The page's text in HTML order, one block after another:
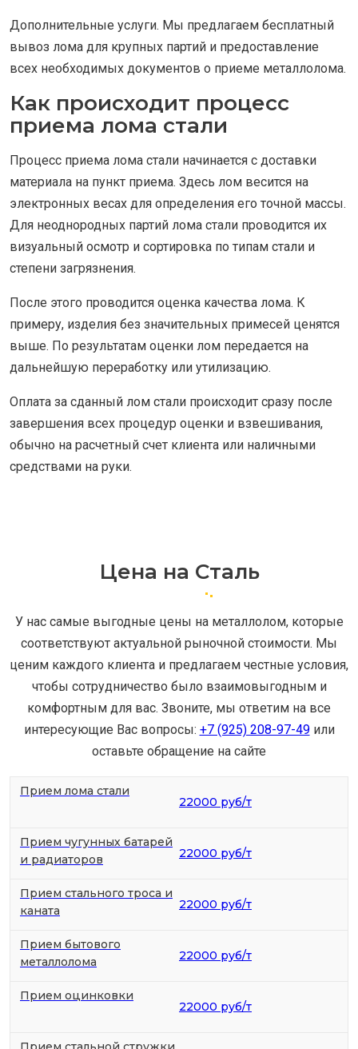
Дополнительные услуги. Мы предлагаем бесплатный
вывоз лома для крупных партий и предоставление
всех необходимых документов о приеме металлолома.
Как происходит процесс
приема лома стали
Процесс приема лома стали начинается с доставки
материала на пункт приема. Здесь лом весится на
электронных весах для определения его точной массы.
Для неоднородных партий лома стали проводится их
визуальный осмотр и сортировка по типам стали и
степени загрязнения.
После этого проводится оценка качества лома. К
примеру, изделия без значительных примесей ценятся
выше. По результатам оценки лом передается на
дальнейшую переработку или утилизацию.
Оплата за сданный лом стали происходит сразу после
завершения всех процедур оценки и взвешивания,
обычно на расчетный счет клиента или наличными
средствами на руки.
Цена на Сталь
У нас самые выгодные цены на металлолом, которые
соответствуют актуальной рыночной стоимости. Мы
ценим каждого клиента и предлагаем честные условия,
чтобы сотрудничество было взаимовыгодным и
комфортным для вас. Звоните, мы ответим на все
интересующие Вас вопросы: +7 (925) 208-97-49или
оставьте обращение на сайте
Прием лома стали
22000 руб/т
Прием чугунных батарей
и радиаторов
22000 руб/т
Прием стального троса и
каната
22000 руб/т
Прием бытового
металлолома
22000 руб/т
Прием оцинковки
22000 руб/т